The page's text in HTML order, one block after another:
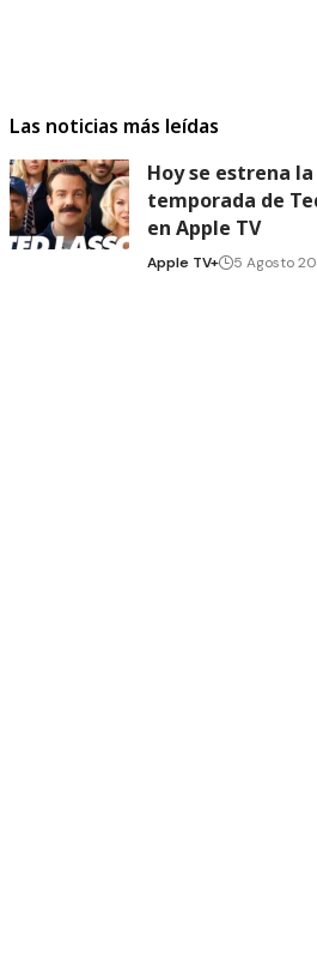
Las noticias más leídas
Hoy se estrena la
temporada de
en Apple TV
Apple TV+ 5 Agosto